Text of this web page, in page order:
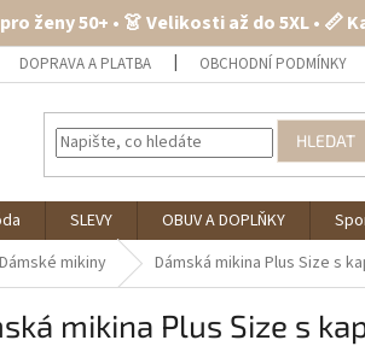
ženy 50+ • 👗 Velikosti až do 5XL • 📏
DOPRAVA A PLATBA OBCHODNÍ PODMÍNKY
HLEDAT
SLEVY OBUV A DOPLŇKY
Dámské mikiny Dámská mikina Plus Size s
mikina Plus Size s